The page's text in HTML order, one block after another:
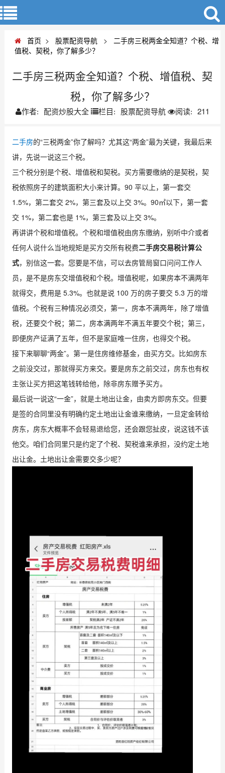
首页 > 股票配资导航 >
二手房三税两金全知道？个税、增
值税、契税，你了解多少？
二手房三税两金全知道？个税、增值税、契
税，你了解多少？
作者: 配资炒股大全 栏目: 股票配资导航 阅读: 211
二手房的“三税两金”你了解吗？尤其这“两金”最为关键，我最后来
讲，先说一说这三个税。
三个税分别是个税、增值税和契税。买方需要缴纳的是契税，契
税依照房子的建筑面积大小来计算。90 平以上，第一套交
1.5%，第二套交 2%，第三套及以上交 3%。90㎡以下，第一套
交 1%，第二套也是 1%，第三套及以上交 3%。
再讲讲个税和增值税。个税和增值税由房东缴纳，别听中介或者
任何人说什么当地规矩是买方交所有税费二手房交易税计算公
式，别信这一套。您要是不信，可以去房管局窗口问问工作人
员，是不是房东交增值税和个税。增值税呢，如果房本不满两年
就得交，费用是 5.3%。也就是说 100 万的房子要交 5.3 万的增
值税。个税有三种情况必须交，第一，房本不满两年，除了增值
税，还要交个税；第二，房本满两年不满五年要交个税；第三，
即便房产证满了五年，但不是家庭唯一住房，也得交个税。
接下来聊聊“两金”。第一是住房维修基金，由买方交。比如房东
之前没交过，那就得买方来交。要是房东之前交过，房东也有权
主张让买方把这笔钱转给他，除非房东赠予买方。
最后说一说这“一金”，就是土地出让金，由卖方即房东交。但要
是签的合同里没有明确约定土地出让金谁来缴纳，一旦定金转给
房东，房东大概率不会轻易退给您，还会跟您扯皮，说这钱不该
他交。咱们合同里只是约定了个税、契税谁来承担，没约定土地
出让金。土地出让金需要交多少呢？